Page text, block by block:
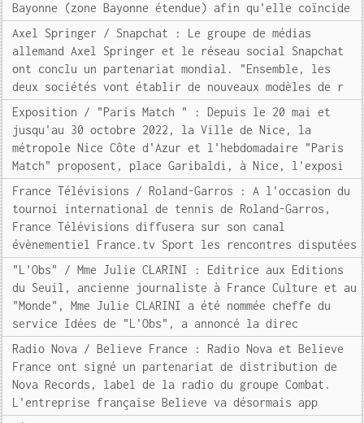
Bayonne (zone Bayonne étendue) afin qu'elle coïncide
Axel Springer / Snapchat : Le groupe de médias
allemand Axel Springer et le réseau social Snapchat
ont conclu un partenariat mondial. "Ensemble, les
deux sociétés vont établir de nouveaux modèles de r
Exposition / "Paris Match " : Depuis le 20 mai et
jusqu'au 30 octobre 2022, la Ville de Nice, la
métropole Nice Côte d'Azur et l'hebdomadaire "Paris
Match" proposent, place Garibaldi, à Nice, l'exposi
France Télévisions / Roland-Garros : A l'occasion du
tournoi international de tennis de Roland-Garros,
France Télévisions diffusera sur son canal
évènementiel France.tv Sport les rencontres disputées
"L'Obs" / Mme Julie CLARINI : Editrice aux Editions
du Seuil, ancienne journaliste à France Culture et au
"Monde", Mme Julie CLARINI a été nommée cheffe du
service Idées de "L'Obs", a annoncé la direc
Radio Nova / Believe France : Radio Nova et Believe
France ont signé un partenariat de distribution de
Nova Records, label de la radio du groupe Combat.
L'entreprise française Believe va désormais app